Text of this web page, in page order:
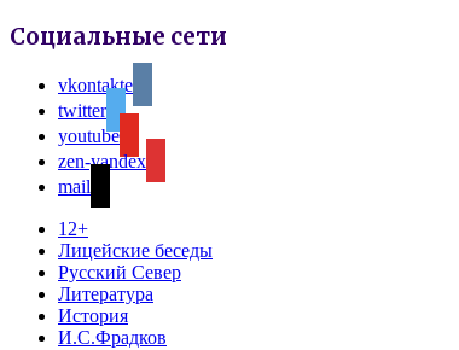
Социальные сети
vkontakte
twitter
youtube
zen-yandex
mail
12+
Лицейские беседы
Русский Север
Литература
История
И.С.Фрадков